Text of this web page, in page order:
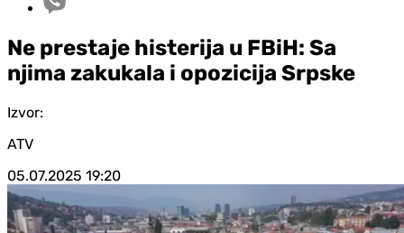
Ne prestaje histerija u FBiH: Sa
njima zakukala i opozicija Srpske
Izvor:
ATV
05.07.2025 19:20